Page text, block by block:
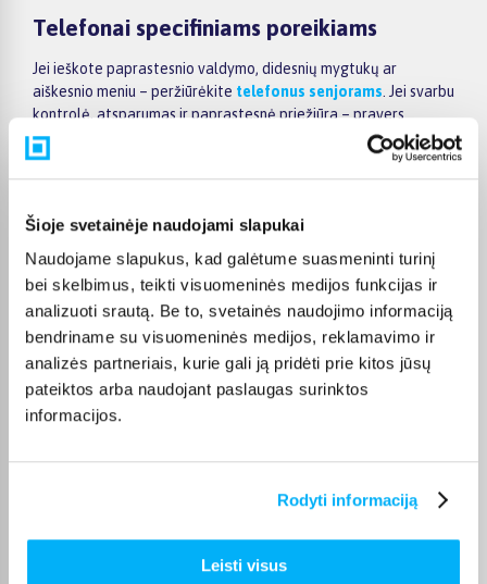
Šioje svetainėje naudojami slapukai
Naudojame slapukus, kad galėtume suasmeninti turinį
bei skelbimus, teikti visuomeninės medijos funkcijas ir
analizuoti srautą. Be to, svetainės naudojimo informaciją
bendriname su visuomeninės medijos, reklamavimo ir
analizės partneriais, kurie gali ją pridėti prie kitos jūsų
pateiktos arba naudojant paslaugas surinktos
informacijos.
Rodyti informaciją
Leisti visus
Telefonai specifiniams poreikiams
Jei ieškote paprastesnio valdymo, didesnių mygtukų ar
aiškesnio meniu – peržiūrėkite telefonus senjorams. Jei svarbu
kontrolė, atsparumas ir paprastesnė priežiūra – pravers
telefonai vaikams
. O jei reikalingas tvirtas korpusas ir
atsparumas sudėtingesnėms sąlygoms – verta peržiūrėtiCAT
telefonus.
Pristatymas Lietuvoje ir lizingas
Telefonus pristatomevisoje Lietuvoje. Jei pasirinktas modelis
yra sandėlyje, pristatymas dažniausiai trunka1–2 darbo
dienas– tikslią informaciją visada rasite konkrečios prekės
puslapyje. Taip pat galite rinktis nemokamą lizingą iki 24
mėn., kad telefoną įsigytumėte iškart, o mokėjimą
paskirstytumėte patogiai.
Pirkėjų atsiliepimai apie prekes